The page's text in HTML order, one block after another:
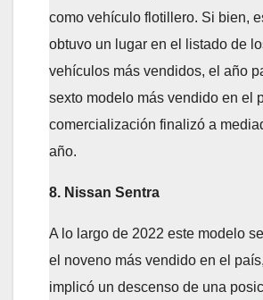
como vehículo flotillero. Si bien,
obtuvo un lugar en el listado de
vehículos más vendidos, el año
sexto modelo más vendido en el
comercialización finalizó a
año.
8. Nissan Sentra
A lo largo de 2022 este modelo
el noveno más vendido en el
implicó un descenso de una